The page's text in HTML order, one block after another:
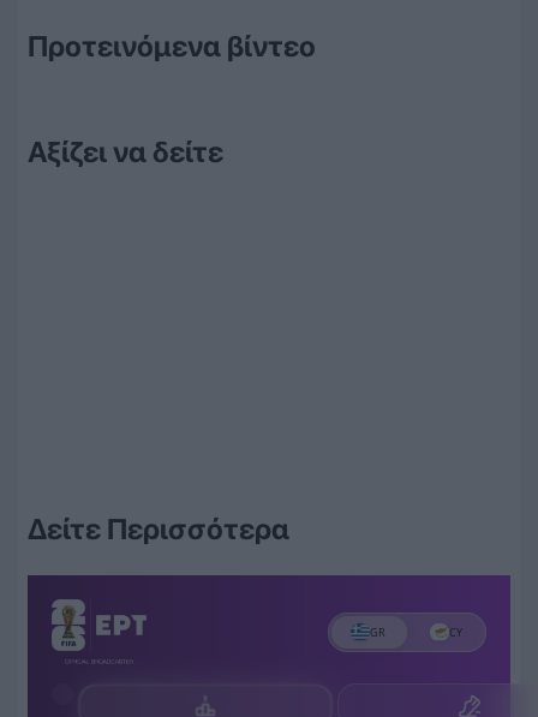
Προτεινόμενα βίντεο
Αξίζει να δείτε
Δείτε Περισσότερα